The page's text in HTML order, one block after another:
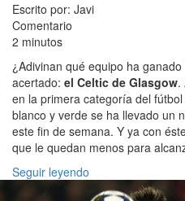
Escrito por: Javi
Comentario
2 minutos
¿Adivinan qué equipo ha
acertado: el Celtic de Glasgow.
en la primera categoría del
blanco y verde se ha llevado un
este fin de semana. Y ya con
que le quedan menos para
Seguir leyendo